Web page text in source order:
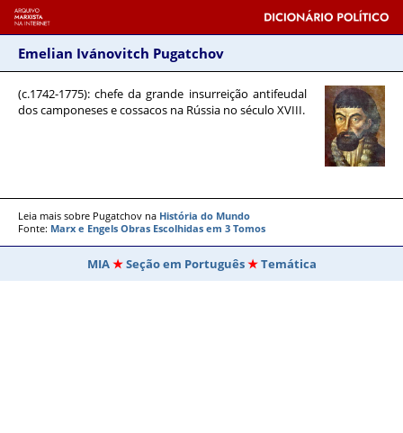
Emelian Ivánovitch Pugatchov
(c.1742-1775): chefe da grande insurreição antifeudal
dos camponeses e cossacos na Rússia no século XVIII.
Leia mais sobre Pugatchov na História do Mundo
Fonte: Marx e Engels Obras Escolhidas em 3 Tomos
MIA Seção em Português Temática